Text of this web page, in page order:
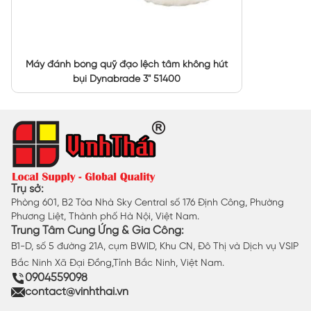
Máy đánh bóng quỹ đạo lệch tâm không hút
bụi Dynabrade 3" 51400
Trụ sở:
Phòng 601, B2 Tòa Nhà Sky Central số 176 Định Công, Phường
Phương Liệt, Thành phố Hà Nội, Việt Nam.
Trung Tâm Cung Ứng & Gia Công:
B1-D, số 5 đường 21A, cụm BWID, Khu CN, Đô Thị và Dịch vụ VSIP
Bắc Ninh Xã Đại Đồng,Tỉnh Bắc Ninh, Việt Nam.
0904559098
contact@vinhthai.vn